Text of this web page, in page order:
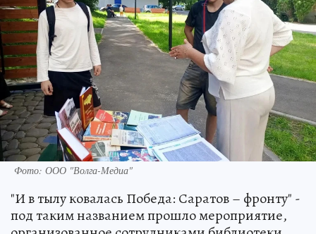
Фото: ООО "Волга-Медиа"
"И в тылу ковалась Победа: Саратов – фронту" -
под таким названием прошло мероприятие,